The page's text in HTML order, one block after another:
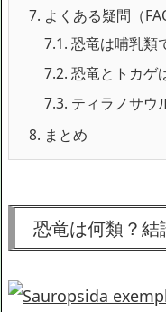
7. よくある疑問（
7.1. 恐竜は哺乳類
7.2. 恐竜とトカゲ
7.3. ティラノサウ
8. まとめ
恐竜は何類？結